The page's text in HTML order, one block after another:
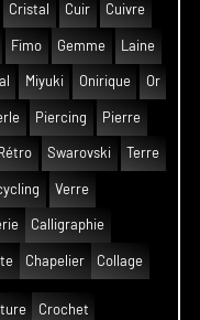
Cristal Cuir Cuivre
Fimo Gemme Laine
Miyuki Onirique Or
Piercing Pierre
Rétro Swarovski Terre
Verre
Calligraphie
Chapelier Collage
Crochet